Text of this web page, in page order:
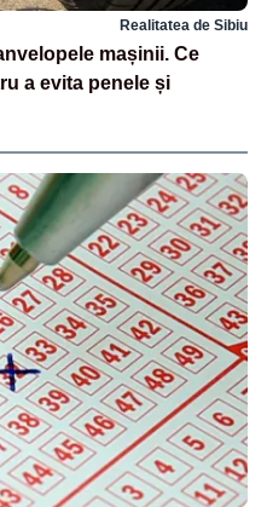
Realitatea de Sibiu
mașinii. Ce
a evita penele și